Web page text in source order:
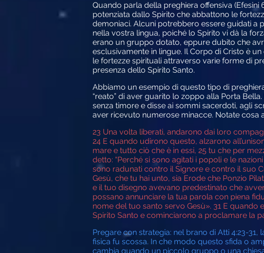
Quando parla della preghiera offensiva
potenziata dallo Spirito che abbattono le
demoniaci. Alcuni potrebbero essere guidati a
nella vostra lingua, poiché lo Spirito vi dà la
erano un gruppo dotato, eppure dubito che
esclusivamente in lingue. Il Corpo di Cristo è
le fortezze spirituali attraverso varie forme di
presenza dello Spirito Santo.
Abbiamo un esempio di questo tipo di
“reato” di aver guarito lo zoppo alla Porta
senza timore e disse ai sommi sacerdoti, agli
aver ricevuto numerose minacce. Notate cosa
23 Una volta liberati, andarono dai loro
24 E quando udirono questo, alzarono
mare e tutto ciò che è in essi, 25 tu che per
detto: “Perché si sono agitati i popoli e le
sono radunati contro il Signore e contro il suo
Gesù, che tu hai unto, sia Erode che Ponzio
e il tuo disegno avevano predestinato che
possano annunciare la tua parola con piena
nome del tuo santo servo Gesù». 31 E quando
Spirito Santo e cominciarono a proclamare la
Pregare con strategia: nel brano di Atti 4:23-
fisica fu scossa. In che modo questo sfida o
cambia quando un piccolo gruppo o una